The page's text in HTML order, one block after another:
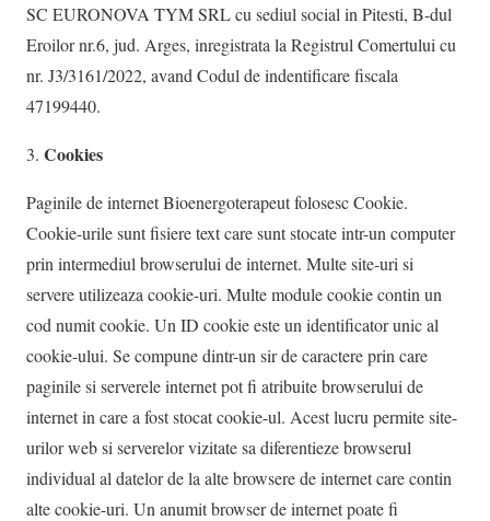
SC EURONOVA TYM SRL cu sediul social in Pitesti, B-dul
Eroilor nr.6, jud. Arges, inregistrata la Registrul Comertului cu
nr. J3/3161/2022, avand Codul de indentificare fiscala
47199440.
Cookies
Paginile de internet Bioenergoterapeut folosesc Cookie.
Cookie-urile sunt fisiere text care sunt stocate intr-un computer
prin intermediul browserului de internet. Multe site-uri si
servere utilizeaza cookie-uri. Multe module cookie contin un
cod numit cookie. Un ID cookie este un identificator unic al
cookie-ului. Se compune dintr-un sir de caractere prin care
paginile si serverele internet pot fi atribuite browserului de
internet in care a fost stocat cookie-ul. Acest lucru permite site-
urilor web si serverelor vizitate sa diferentieze browserul
individual al datelor de la alte browsere de internet care contin
alte cookie-uri. Un anumit browser de internet poate fi